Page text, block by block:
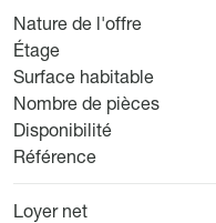
Nature de l'offre
Étage
Surface habitable
Nombre de pièces
Disponibilité
Référence
Loyer net